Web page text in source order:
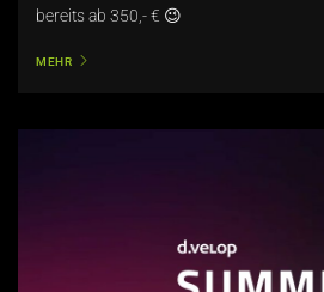
bereits ab 350,- € 😉
MEHR